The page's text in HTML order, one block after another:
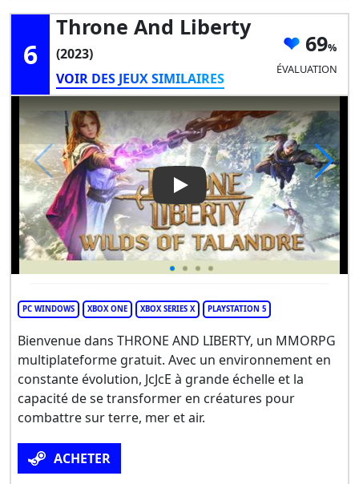
6
Throne And Liberty
(2023)
VOIR DES JEUX SIMILAIRES
69
ÉVALUATION
Play Video: Throne And
PC WINDOWS XBOX ONE XBOX SERIES X PLAYSTATION 5
Bienvenue dans THRONE AND LIBERTY, un MMORPG
multiplateforme gratuit. Avec un environnement en
constante évolution, JcJcE à grande échelle et la
capacité de se transformer en créatures pour
combattre sur terre, mer et air.
ACHETER